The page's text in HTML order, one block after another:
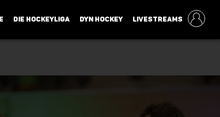
DIE HOCKEYLIGA DYN HOCKEY LIVESTREAMS